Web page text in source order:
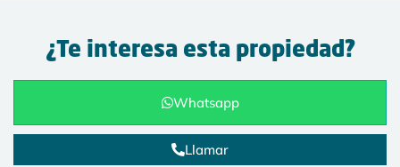
¿Te interesa esta propiedad?
Whatsapp
Llamar